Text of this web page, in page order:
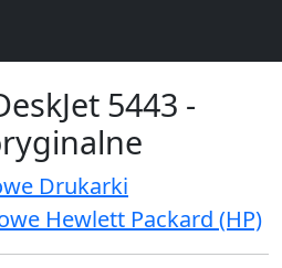
5443 -
Drukarki
Hewlett Packard (HP)